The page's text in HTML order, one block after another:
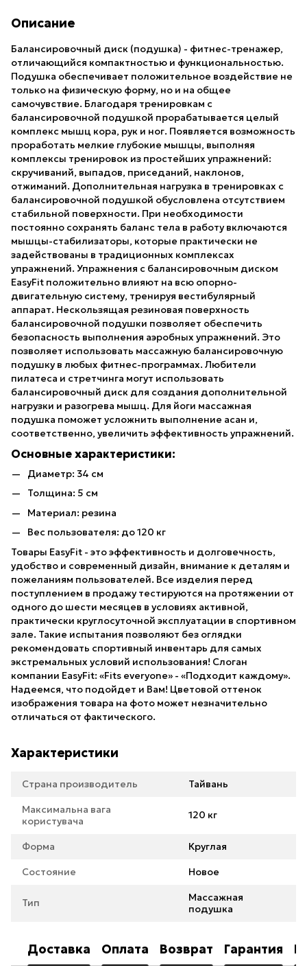
Описание
Балансировочный диск (подушка) - фитнес-тренажер,
отличающийся компактностью и функциональностью.
Подушка обеспечивает положительное воздействие не
только на физическую форму, но и на общее
самочувствие. Благодаря тренировкам с
балансировочной подушкой прорабатывается целый
комплекс мышц кора, рук и ног. Появляется возможность
проработать мелкие глубокие мышцы, выполняя
комплексы тренировок из простейших упражнений:
скручиваний, выпадов, приседаний, наклонов,
отжиманий. Дополнительная нагрузка в тренировках с
балансировочной подушкой обусловлена отсутствием
стабильной поверхности. При необходимости
постоянно сохранять баланс тела в работу включаются
мышцы-стабилизаторы, которые практически не
задействованы в традиционных комплексах
упражнений. Упражнения с балансировочным диском
EasyFit положительно влияют на всю опорно-
двигательную систему, тренируя вестибулярный
аппарат. Нескользящая резиновая поверхность
балансировочной подушки позволяет обеспечить
безопасность выполнения аэробных упражнений. Это
позволяет использовать массажную балансировочную
подушку в любых фитнес-программах. Любители
пилатеса и стретчинга могут использовать
балансировочный диск для создания дополнительной
нагрузки и разогрева мышц. Для йоги массажная
подушка поможет усложнить выполнение асан и,
соответственно, увеличить эффективность упражнений.
Основные характеристики:
Диаметр: 34 см
Толщина: 5 см
Материал: резина
Вес пользователя: до 120 кг
Товары EasyFit - это эффективность и долговечность,
удобство и современный дизайн, внимание к деталям и
пожеланиям пользователей. Все изделия перед
поступлением в продажу тестируются на протяжении от
одного до шести месяцев в условиях активной,
практически круглосуточной эксплуатации в спортивном
зале. Такие испытания позволяют без оглядки
рекомендовать спортивный инвентарь для самых
экстремальных условий использования! Слоган
компании EasyFit: «Fits everyone» - «Подходит каждому».
Надеемся, что подойдет и Вам! Цветовой оттенок
изображения товара на фото может незначительно
отличаться от фактического.
Характеристики
Страна производитель Тайвань
Максимальна вага
користувача
120 кг
Форма Круглая
Состояние Новое
Тип
Массажная
подушка
Доставка Оплата Возврат Гарантия